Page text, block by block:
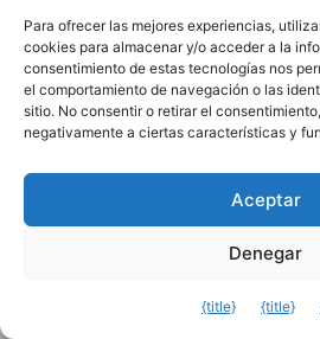
Facebook
© Mujer del Sur
Para ofrecer las mejores experiencias,
cookies para almacenar y/o acceder a la
consentimiento de estas tecnologías nos
el comportamiento de navegación o las
sitio. No consentir o retirar el
negativamente a ciertas características y
Aceptar
Denegar
{title} {title}